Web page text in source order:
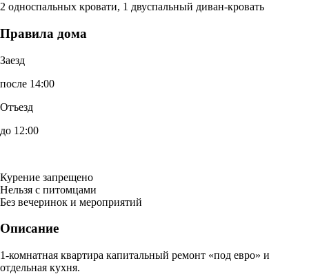
2 односпальных кровати, 1 двуспальный диван-кровать
Правила дома
Заезд
после 14:00
Отъезд
до 12:00
Курение запрещено
Нельзя с питомцами
Без вечеринок и мероприятий
Описание
1-комнатная квартира капитальный ремонт «под евро» и
отдельная кухня.